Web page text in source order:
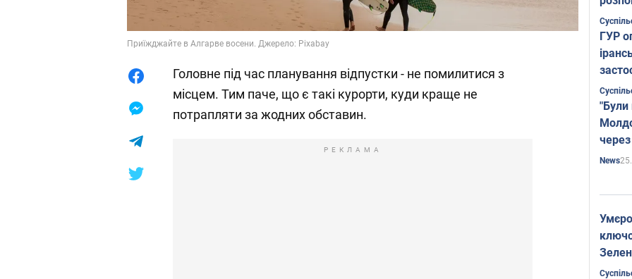
Приїжджайте в Алгарве восени. Джерело: Pixabay
Головне під час планування відпустки - не помилитися з
місцем. Тим паче, що є такі курорти, куди краще не
потрапляти за жодних обставин.
РЕКЛАМА
ГУР
"Були
News